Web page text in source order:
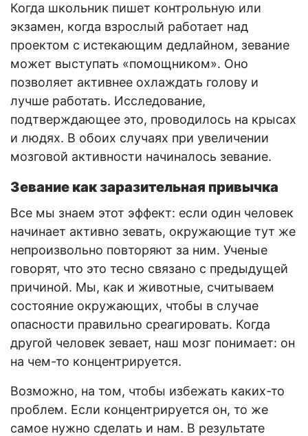
Когда школьник пишет контрольную или
экзамен, когда взрослый работает над
проектом с истекающим дедлайном, зевание
может выступать «помощником». Оно
позволяет активнее охлаждать голову и
лучше работать. Исследование,
подтверждающее это, проводилось на крысах
и людях. В обоих случаях при увеличении
мозговой активности начиналось зевание.
Зевание как заразительная привычка
Все мы знаем этот эффект: если один человек
начинает активно зевать, окружающие тут же
непроизвольно повторяют за ним. Ученые
говорят, что это тесно связано с предыдущей
причиной. Мы, как и животные, считываем
состояние окружающих, чтобы в случае
опасности правильно среагировать. Когда
другой человек зевает, наш мозг понимает: он
на чем-то концентрируется.
Возможно, на том, чтобы избежать каких-то
проблем. Если концентрируется он, то же
самое нужно сделать и нам. В результате